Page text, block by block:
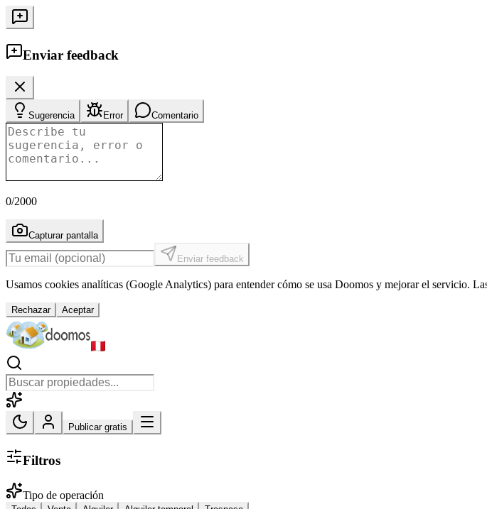
Enviar feedback
Sugerencia Error Comentario
0/2000
Capturar pantalla
Enviar feedback
Usamos cookies analíticas (Google Analytics) para entender cómo se usa Doomos y mejorar el servicio.
Rechazar Aceptar
Publicar gratis
Filtros
Tipo de operación